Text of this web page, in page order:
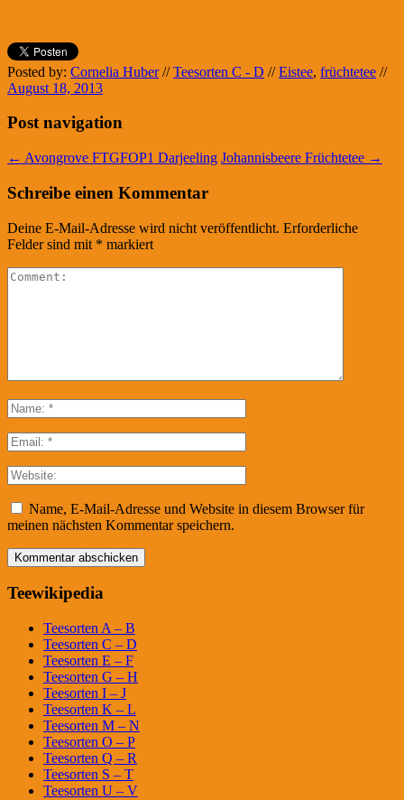
Posted by: Cornelia Huber // Teesorten C - D // Eistee, früchtetee //
August 18, 2013
Post navigation
← Avongrove FTGFOP1 Darjeeling Johannisbeere Früchtetee →
Schreibe einen Kommentar
Deine E-Mail-Adresse wird nicht veröffentlicht. Erforderliche
Felder sind mit * markiert
Name, E-Mail-Adresse und Website in diesem Browser für
meinen nächsten Kommentar speichern.
Teewikipedia
Teesorten A – B
Teesorten C – D
Teesorten E – F
Teesorten G – H
Teesorten I – J
Teesorten K – L
Teesorten M – N
Teesorten O – P
Teesorten Q – R
Teesorten S – T
Teesorten U – V